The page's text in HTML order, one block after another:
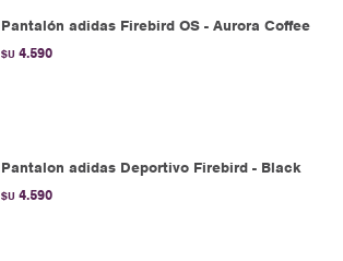
Pantalón adidas Firebird OS - Aurora Coffee
$U 4.590
Pantalon adidas Deportivo Firebird - Black
$U 4.590